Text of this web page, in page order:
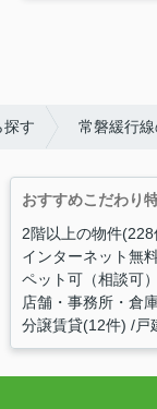
探す 常磐緩行
おすすめこだわり
2階以上の物件(228
インターネット無
ペット可（相談可
店舗・事務所・倉
分譲賃貸(12件) 戸